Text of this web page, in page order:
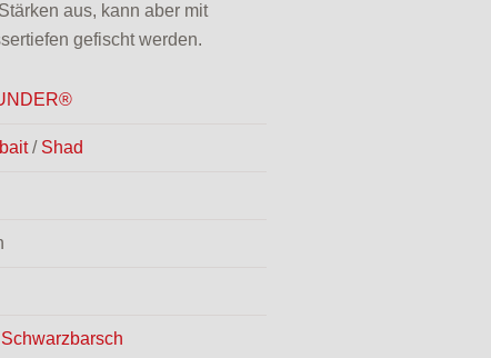
aus, kann aber mit
gefischt werden.
/ Shad
Schwarzbarsch